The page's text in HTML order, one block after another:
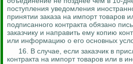
поступления уведомления
принятии заказа на импорт товаров
подписанного контракта обязано
заказчику и направить ему копию
или информацию о его основных
16. В случае, если заказчик в
контракта на импорт товаров или в